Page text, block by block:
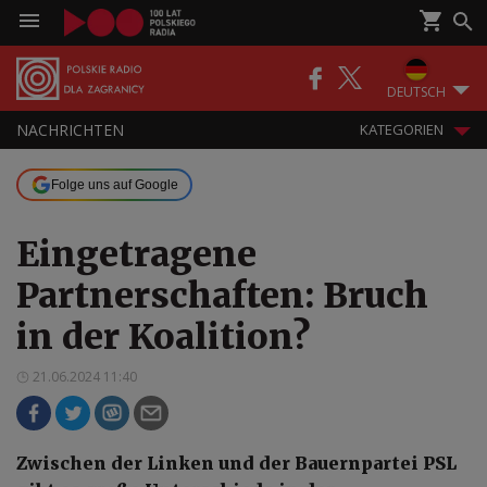
DEUTSCH
NACHRICHTEN KATEGORIEN
Folge uns auf Google
Eingetragene
Partnerschaften: Bruch
in der Koalition?
21.06.2024 11:40
Zwischen der Linken und der Bauernpartei PSL